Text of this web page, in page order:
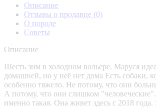
Описание
Отзывы о продавце (0)
О породе
Советы
Описание
Шесть зим в холодном вольере. Маруся
домашней, но у неё нет дома Есть собаки,
особенно тяжело. Не потому, что они
А потому, что они слишком
именно такая. Она живет здесь с 2018